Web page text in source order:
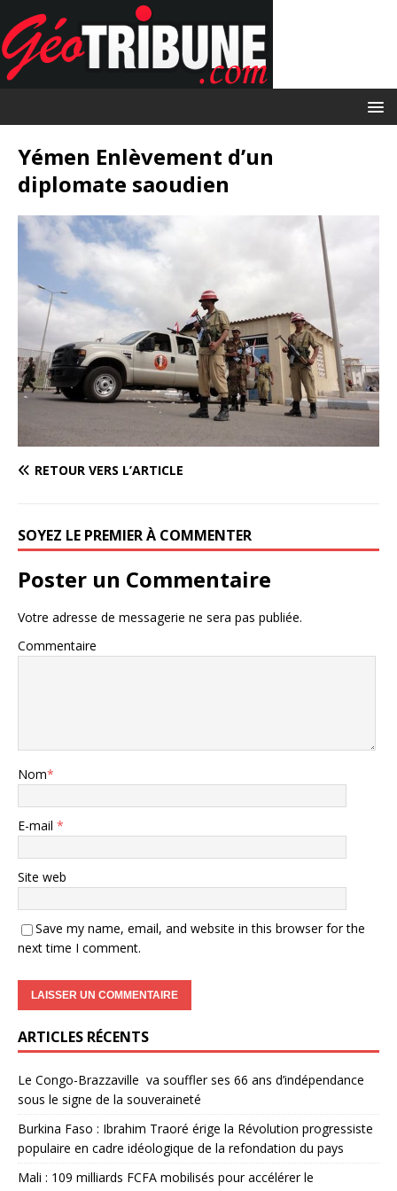
Yémen Enlèvement d’un
diplomate saoudien
RETOUR VERS L’ARTICLE
SOYEZ LE PREMIER À COMMENTER
Poster un Commentaire
Votre adresse de messagerie ne sera pas publiée.
Commentaire
Nom*
E-mail *
Site web
Save my name, email, and website in this browser for the
next time I comment.
ARTICLES RÉCENTS
Le Congo-Brazzaville va souffler ses 66 ans d’indépendance
sous le signe de la souveraineté
Burkina Faso : Ibrahim Traoré érige la Révolution progressiste
populaire en cadre idéologique de la refondation du pays
Mali : 109 milliards FCFA mobilisés pour accélérer le